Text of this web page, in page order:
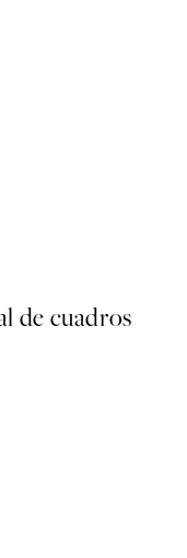
de cuadros